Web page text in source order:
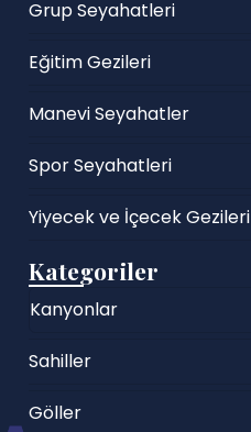
Grup Seyahatleri
Eğitim Gezileri
Manevi Seyahatler
Spor Seyahatleri
Yiyecek ve İçecek Gezileri
Kategoriler
Kanyonlar
Sahiller
Göller